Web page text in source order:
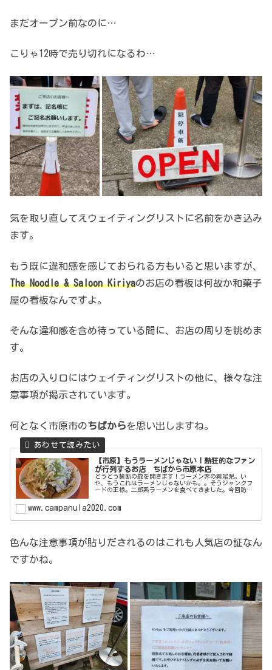
まだオープン前なのに…
こりゃ12時で売り切れになるわ…
気を取り直してえウェイティングリストに名前をかき込み
ます。
もう既に違和感を感じておられる方もいると思いますが、
The Noodle & Saloon Kiriyaのお店の看板は何故か和菓子
屋の看板なんですよ。
そんな違和感を含め待っている間に、お店の周りを眺めま
す。
お店の入り口にはウェイティングリストの他に、様々な注
意事項が掲示されています。
何となく市原市のちばからを思い出しますね。
【市原】もうラーメンじゃない！熱狂的なファン
が行列するお店 ちばから市原本店
とうとう禁断の扉を開きます！ラーメン界の異端児。い
や、もうこれはラーメンじゃないかも。。そうジャンクフ
ードの王様。二郎系ラーメンを食べてきました。今回訪問
www.campanula2020.com
色んな注意事項が貼りだされるのはこれも人気店の証なん
ですかね。